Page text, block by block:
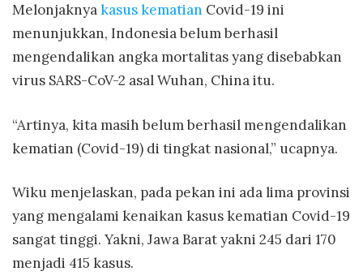
Melonjaknyakasus kematian Covid-19 ini
menunjukkan, Indonesia belum berhasil
mengendalikan angka mortalitas yang disebabkan
virus SARS-CoV-2 asal Wuhan, China itu.
“Artinya, kita masih belum berhasil mengendalikan
kematian (Covid-19) di tingkat nasional,” ucapnya.
Wiku menjelaskan, pada pekan ini ada lima provinsi
yang mengalami kenaikan kasus kematian Covid-19
sangat tinggi. Yakni, Jawa Barat yakni 245 dari 170
menjadi 415 kasus.